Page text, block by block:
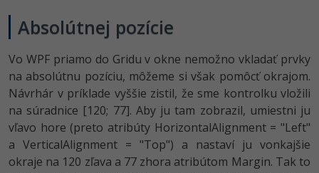
Kurzy e-commerce
Marketing -30%
WordPress
SEO -30%
Kurzy dizajnu
HTML/CSS -80%
Photoshop -80%
Adobe Illustrator -80%
Príbehy absolventov
Blog
Médiá
Kariéra
Absolútnej pozície
Vo WPF priamo do Gridu v okne nemožno vkladať prvky
na absolútnu pozíciu, môžeme si však pomôcť okrajom.
Návrhár v príklade vyššie zistil, že sme kontrolku vložili
na súradnice [120; 77]. Aby ju tam zobrazil, umiestni ju
vľavo hore (preto atribúty HorizontalAlignment = "Left"
a VerticalAlignment = "Top") a nastaví ju vonkajšie
okraje na 120 zľava a 77 zhora atribútom Margin. Tak to